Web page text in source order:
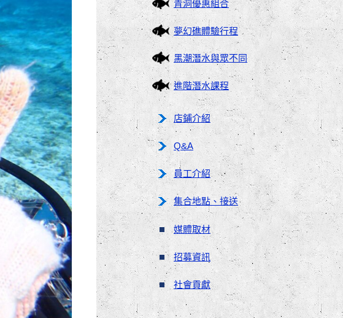
青洞優惠組合
夢幻礁體驗行程
黑潮潛水與眾不同
進階潛水課程
店鋪介紹
Q&A
員工介紹
集合地點、接送
媒體取材
招募資訊
社會貢獻